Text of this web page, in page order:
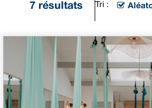
7résultats Tri :